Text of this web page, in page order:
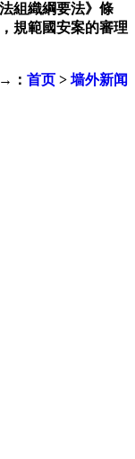
組織綱要法》條
規範國安案的審理
： 首页 > 墙外新闻